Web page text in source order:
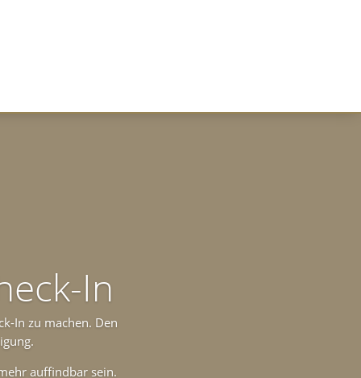
In
In zu machen. Den
auffindbar sein.